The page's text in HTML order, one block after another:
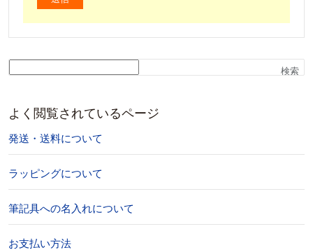
検索
よく閲覧されているページ
発送・送料について
ラッピングについて
筆記具への名入れについて
お支払い方法